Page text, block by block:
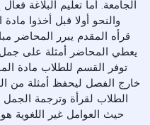
الجامعة. أما تعليم البلاغة
والنحو أولا قبل أخذوا
قرأه المقدم يبرر المحاضر
يعطي المحاضر أمثلة على
توفر القسم للطلاب مادة
خارج الفصل ليحفظ أمثلة من
الطلاب لقرأة وترجمة الجمل
حيث العوامل غير اللغوية